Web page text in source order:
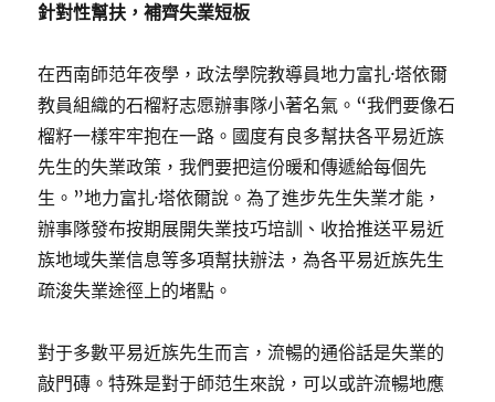
針對性幫扶，補齊失業短板
在西南師范年夜學，政法學院教導員地力富扎·塔依爾
教員組織的石榴籽志愿辦事隊小著名氣。“我們要像石
榴籽一樣牢牢抱在一路。國度有良多幫扶各平易近族
先生的失業政策，我們要把這份暖和傳遞給每個先
生。”地力富扎·塔依爾說。為了進步先生失業才能，
辦事隊發布按期展開失業技巧培訓、收拾推送平易近
族地域失業信息等多項幫扶辦法，為各平易近族先生
疏浚失業途徑上的堵點。
對于多數平易近族先生而言，流暢的通俗話是失業的
敲門磚。特殊是對于師范生來說，可以或許流暢地應